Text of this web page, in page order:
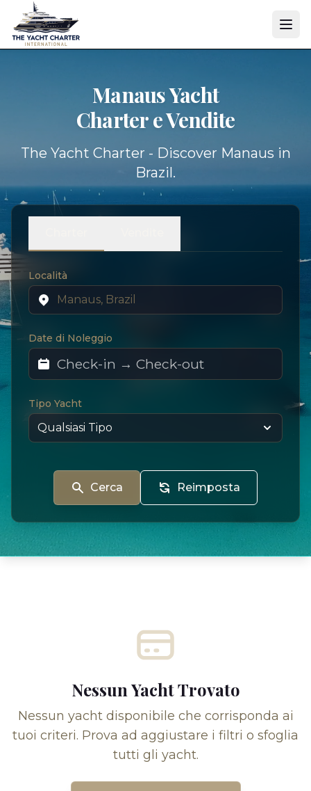
Manaus Yacht
Charter e Vendite
The Yacht Charter - Discover Manaus in
Brazil.
Località
Date di Noleggio
Tipo Yacht
Cerca Reimposta
Nessun Yacht Trovato
Nessun yacht disponibile che corrisponda ai
tuoi criteri. Prova ad aggiustare i filtri o sfoglia
tutti gli yacht.